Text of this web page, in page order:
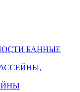
БАННЫЕ